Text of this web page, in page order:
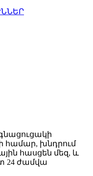
համար, խնդրում
հասցեն մեզ, և
24 ժամվա